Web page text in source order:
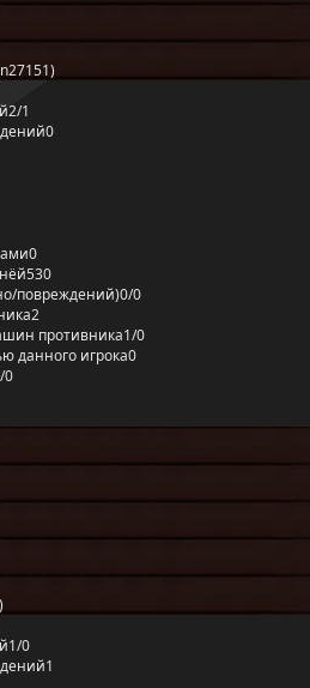
2/1
0
0
530
повреждений)0/0
2
противника1/0
данного игрока0
0
1/0
1